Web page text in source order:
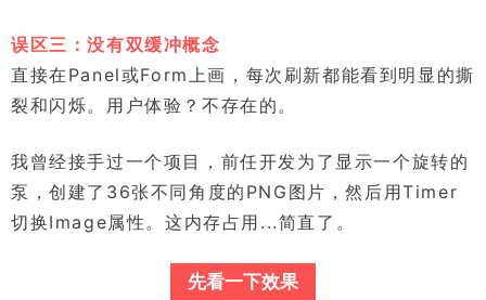
误区三：没有双缓冲概念
直接在Panel或Form上画，每次刷新都能看到明显的撕
裂和闪烁。用户体验？不存在的。
我曾经接手过一个项目，前任开发为了显示一个旋转的
泵，创建了36张不同角度的PNG图片，然后用Timer
切换Image属性。这内存占用...简直了。
先看一下效果